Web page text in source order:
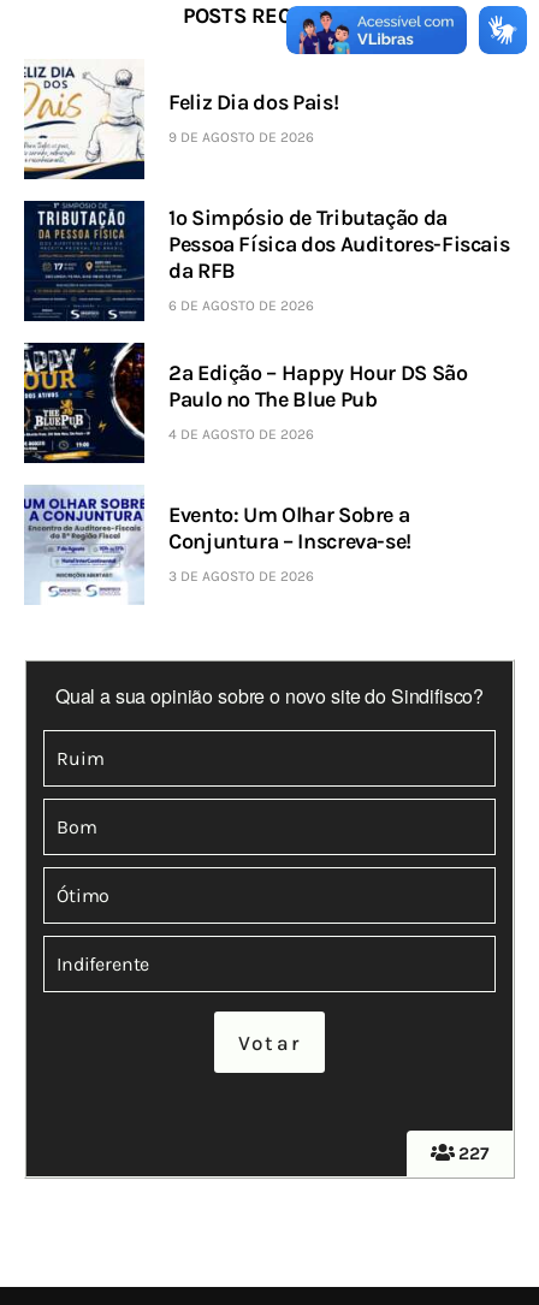
POSTS RECENTES
Feliz Dia dos Pais!
9 DE AGOSTO DE 2026
1º Simpósio de Tributação da
Pessoa Física dos Auditores-Fiscais
da RFB
6 DE AGOSTO DE 2026
2ª Edição – Happy Hour DS São
Paulo no The Blue Pub
4 DE AGOSTO DE 2026
Evento: Um Olhar Sobre a
Conjuntura – Inscreva-se!
3 DE AGOSTO DE 2026
227
Qual a sua opinião sobre o novo site do Sindifisco?
Ruim
Bom
Ótimo
Indiferente